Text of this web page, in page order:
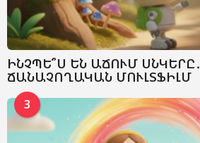
ԻՆՉՊԵ՞Ս ԵՆ ԱՃՈՒՄ ՍՆԿԵՐԸ․
ՃԱՆԱՉՈՂԱԿԱՆ ՄՈՒԼՏՖԻԼՄ
3